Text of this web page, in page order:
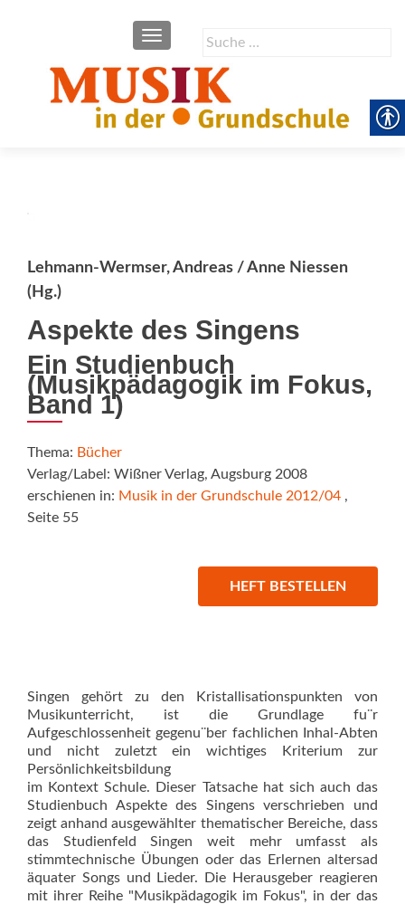
Suche
SCHALTE NAVIGATION
Lehmann-Wermser, Andreas / Anne Niessen
(Hg.)
Aspekte des Singens
Ein Studienbuch
(Musikpädagogik im Fokus,
Band 1)
Thema: Bücher
Verlag/Label: Wißner Verlag, Augsburg 2008
erschienen in: Musik in der Grundschule 2012/04 ,
Seite 55
HEFT BESTELLEN
Singen gehört zu den Kristallisationspunkten von
Musikunterricht, ist die Grundlage fu¨r
Aufgeschlossenheit gegenu¨ber fachlichen Inhal-Abten
und nicht zuletzt ein wichtiges Kriterium zur
Persönlichkeitsbildung
im Kontext Schule. Dieser Tatsache hat sich auch das
Studienbuch Aspekte des Singens verschrieben und
zeigt anhand ausgewählter thematischer Bereiche, dass
das Studienfeld Singen weit mehr umfasst als
stimmtechnische Übungen oder das Erlernen altersad
äquater Songs und Lieder. Die Herausgeber reagieren
mit ihrer Reihe "Musikpädagogik im Fokus", in der das